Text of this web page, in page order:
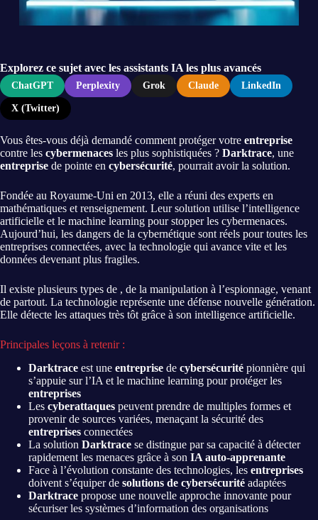
Explorez ce sujet avec les assistants IA les plus avancés
ChatGPT Perplexity Grok Claude LinkedIn
X (Twitter)
Vous êtes-vous déjà demandé comment protéger votre entreprise
contre les cybermenaces les plus sophistiquées ? Darktrace, une
entreprise de pointe en cybersécurité, pourrait avoir la solution.
Fondée au Royaume-Uni en 2013, elle a réuni des experts en
mathématiques et renseignement. Leur solution utilise l’intelligence
artificielle et le machine learning pour stopper les cybermenaces.
Aujourd’hui, les dangers de la cybernétique sont réels pour toutes les
entreprises connectées, avec la technologie qui avance vite et les
données devenant plus fragiles.
Il existe plusieurs types de , de la manipulation à l’espionnage, venant
de partout. La technologie représente une défense nouvelle génération.
Elle détecte les attaques très tôt grâce à son intelligence artificielle.
Principales leçons à retenir :
Darktrace est une entreprise de cybersécurité pionnière qui
s’appuie sur l’IA et le machine learning pour protéger les
entreprises
Les cyberattaques peuvent prendre de multiples formes et
provenir de sources variées, menaçant la sécurité des
entreprises connectées
La solution Darktrace se distingue par sa capacité à détecter
rapidement les menaces grâce à son IA auto-apprenante
Face à l’évolution constante des technologies, les entreprises
doivent s’équiper de solutions de cybersécurité adaptées
Darktrace propose une nouvelle approche innovante pour
sécuriser les systèmes d’information des organisations